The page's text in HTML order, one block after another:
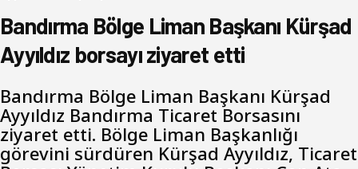
Bandırma Bölge Liman Başkanı Kürşad
Ayyıldız borsayı ziyaret etti
Bandırma Bölge Liman Başkanı Kürşad
Ayyıldız Bandırma Ticaret Borsasını
ziyaret etti. Bölge Liman Başkanlığı
görevini sürdüren Kürşad Ayyıldız, Ticaret